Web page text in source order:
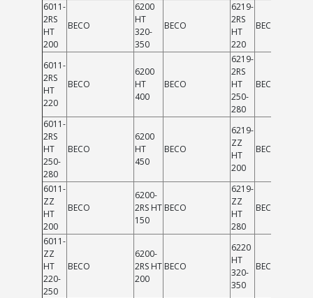
6011-
2RS
HT
200
BECO
6200
HT
320-
350
BECO
6219-
2RS
HT
220
BECO
6011-
2RS
HT
220
BECO
6200
HT
400
BECO
6219-
2RS
HT
250-
280
BECO
6011-
2RS
HT
250-
280
BECO
6200
HT
450
BECO
6219-
ZZ
HT
200
BECO
6011-
ZZ
HT
200
BECO
6200-
2RS HT
150
BECO
6219-
ZZ
HT
280
BECO
6011-
ZZ
HT
220-
250
BECO
6200-
2RS HT
200
BECO
6220
HT
320-
350
BECO